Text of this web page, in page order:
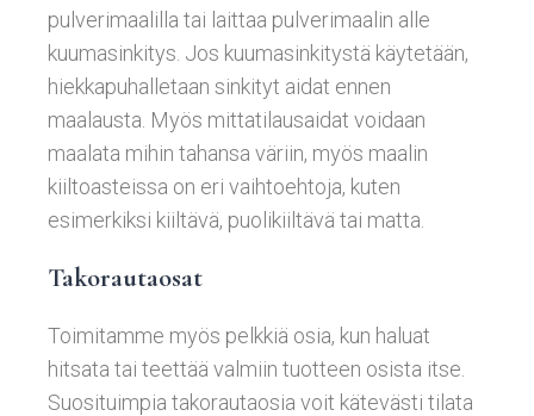
pulverimaalilla tai laittaa pulverimaalin alle
kuumasinkitys. Jos kuumasinkitystä käytetään,
hiekkapuhalletaan sinkityt aidat ennen
maalausta. Myös mittatilausaidat voidaan
maalata mihin tahansa väriin, myös maalin
kiiltoasteissa on eri vaihtoehtoja, kuten
esimerkiksi kiiltävä, puolikiiltävä tai matta.
Takorautaosat
Toimitamme myös pelkkiä osia, kun haluat
hitsata tai teettää valmiin tuotteen osista itse.
Suosituimpia takorautaosia voit kätevästi tilata